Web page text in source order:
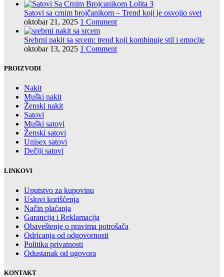
Satovi sa crnim brojčanikom – Trend koji je osvojio svet
oktobar 21, 2025 1 Comment
Srebrni nakit sa srcem: trend koji kombinuje stil i emocije
oktobar 13, 2025 1 Comment
PROIZVODI
Nakit
Muški nakit
Ženski nakit
Satovi
Muški satovi
Ženski satovi
Unisex satovi
Dečiji satovi
LINKOVI
Uputstvo za kupovinu
Uslovi korišćenja
Način plaćanja
Garancija i Reklamacija
Obaveštenje o pravima potrošača
Odricanja od odgovornosti
Politika privatnosti
Odustanak od ugovora
KONTAKT